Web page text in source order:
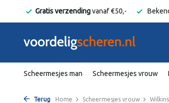
Gratis verzendingvanaf €50,-
Scheermesjes man Scheermesjes vrouw
Terug Home Scheermesjes vrouw